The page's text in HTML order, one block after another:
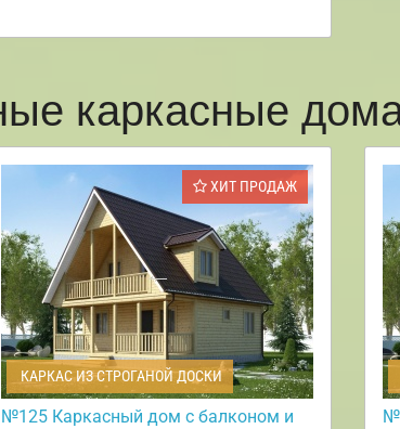
каркасные
ХИТ ПРОДАЖ
КАРКАС ИЗ СТРОГАНОЙ ДОСКИ
№125 Каркасный дом с балконом и